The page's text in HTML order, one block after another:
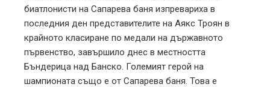
биатлонисти на Сапарева баня изпревариха в
последния ден представителите на Аякс Троян в
крайното класиране по медали на държавното
първенство, завършило днес в местността
Бъндерица над Банско. Големият герой на
шампионата също е от Сапарева баня. Това е